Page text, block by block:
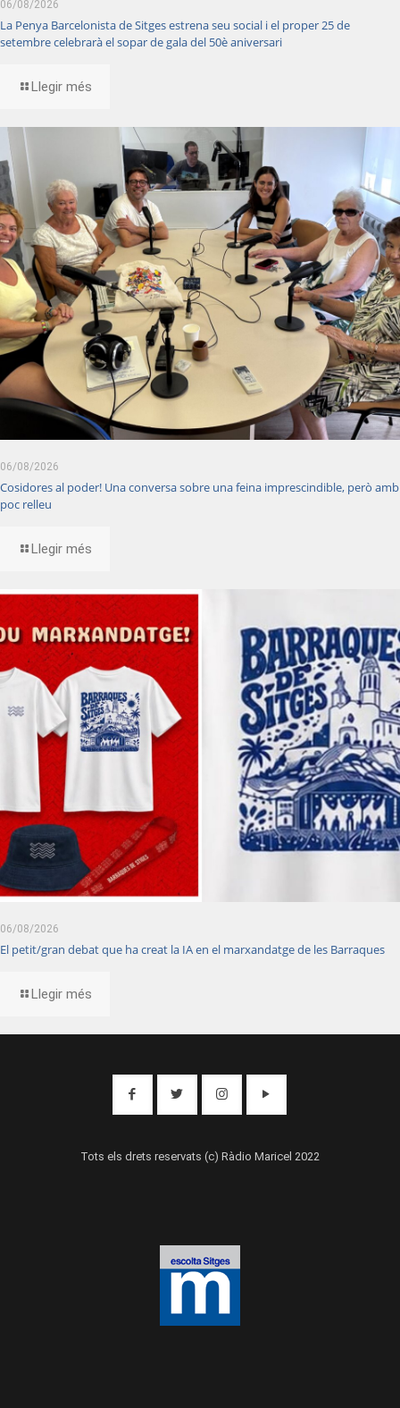
06/08/2026
La Penya Barcelonista de Sitges estrena seu social i el proper 25 de
setembre celebrarà el sopar de gala del 50è aniversari
Llegir més
06/08/2026
Cosidores al poder! Una conversa sobre una feina imprescindible, però amb
poc relleu
Llegir més
06/08/2026
El petit/gran debat que ha creat la IA en el marxandatge de les Barraques
Llegir més
Tots els drets reservats (c) Ràdio Maricel 2022